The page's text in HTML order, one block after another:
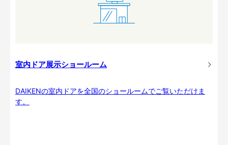
室内ドア展示ショールーム
DAIKENの室内ドアを全国のショールームでご覧いただけま
す。